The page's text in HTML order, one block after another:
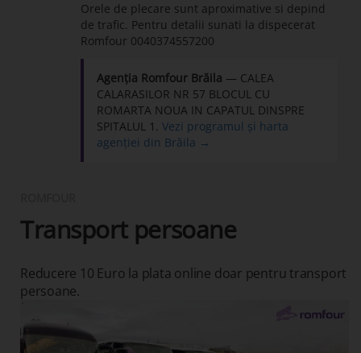
Orele de plecare sunt aproximative si depind
de trafic. Pentru detalii sunati la dispecerat
Romfour 0040374557200
Agenția Romfour Brăila — CALEA
CALARASILOR NR 57 BLOCUL CU
ROMARTA NOUA IN CAPATUL DINSPRE
SPITALUL 1. Vezi programul și harta
agenției din Brăila →
Transport persoane
Reducere 10 Euro la plata online doar pentru transport
persoane.